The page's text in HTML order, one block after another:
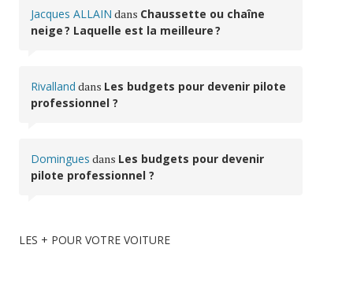
Jacques ALLAIN dans Chaussette ou chaîne
neige ? Laquelle est la meilleure ?
Rivalland dans Les budgets pour devenir pilote
professionnel ?
Domingues dans Les budgets pour devenir
pilote professionnel ?
LES + POUR VOTRE VOITURE